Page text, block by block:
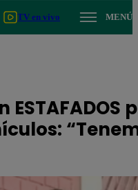
TV en vivo MENÚ